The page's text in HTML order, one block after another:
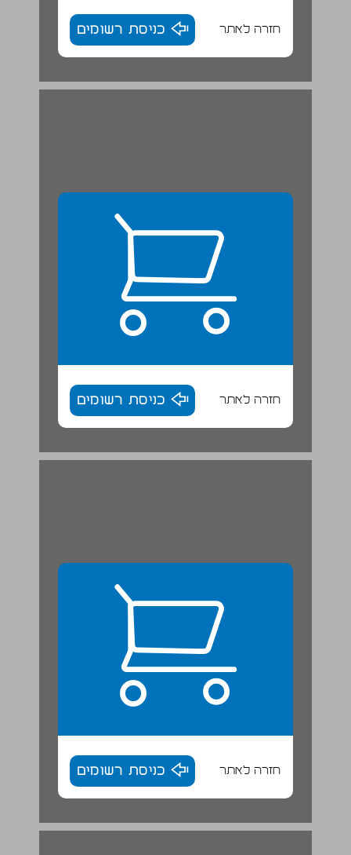
חזרה לאתר כניסת רשומים
חזרה לאתר כניסת רשומים
חזרה לאתר כניסת רשומים